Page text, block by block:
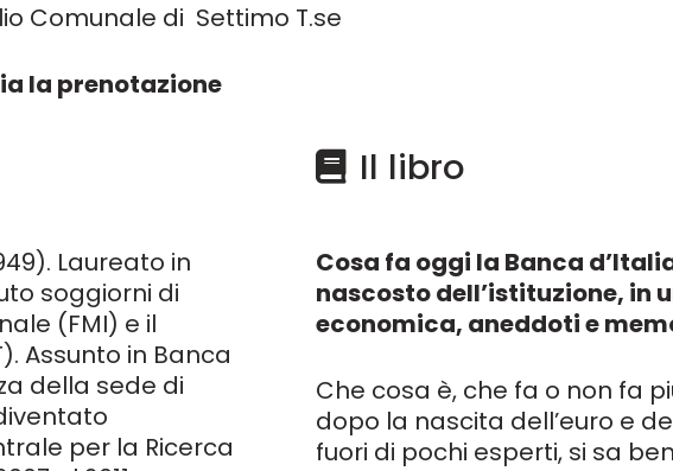
Comunale di Settimo T.se
la prenotazione
Laureato in
soggiorni di
(FMI) e il
Assunto in Banca
della sede di
per la Ricerca
Il libro
Cosa fa oggi la Banca
nascosto dell’istituzione, in
economica, aneddoti e
Che cosa è, che fa o non fa
dopo la nascita dell’euro e
fuori di pochi esperti, si sa